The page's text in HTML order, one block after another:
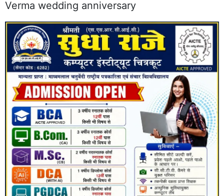
Verma wedding anniversary